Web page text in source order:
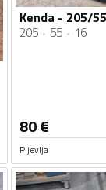
205 55 16
80€
Pljevlja